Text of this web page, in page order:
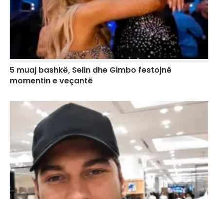
5 muaj bashkë, Selin dhe Gimbo festojnë
momentin e veçantë